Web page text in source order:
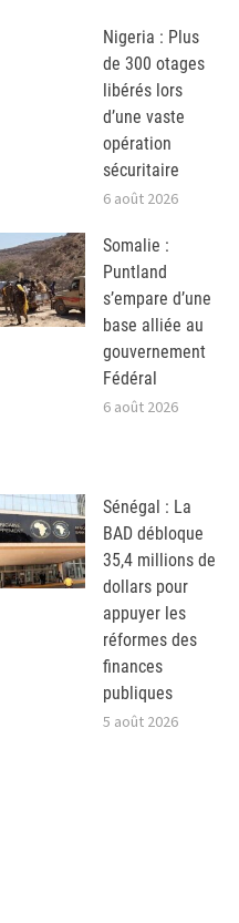
Nigeria : Plus
de 300 otages
libérés lors
d’une vaste
opération
sécuritaire
6 août 2026
Somalie :
Puntland
s’empare d’une
base alliée au
gouvernement
Fédéral
6 août 2026
Sénégal : La
BAD débloque
35,4 millions de
dollars pour
appuyer les
réformes des
finances
publiques
5 août 2026